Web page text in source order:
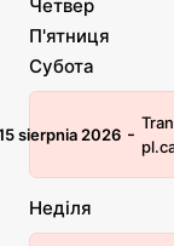
Четвер
П'ятниця
Субота
sierpnia 2026 -
Неділя